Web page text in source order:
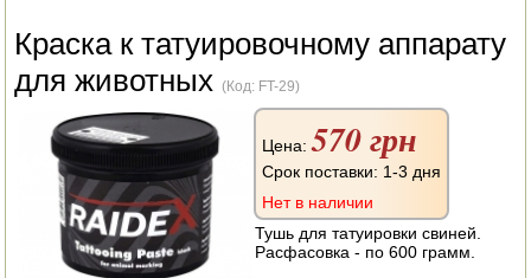
СОЛОМОРЕЗКИ
АВТОКЛАВЫ
ДЛЯ ОГОРОДА
НАВЕСНОЕ ДЛЯ МОТОБЛОКОВ
СЕПАРАТОРЫ И МАСЛОБОЙКИ
Краска к татуировочному аппарату
для животных(Код: FT-29)
Цена:570 грн
Срок поставки: 1-3 дня
Нет в наличии
Тушь для татуировки свиней.
Расфасовка - по 600 грамм.